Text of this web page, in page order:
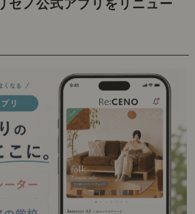
セノ公式アプリをリニュー